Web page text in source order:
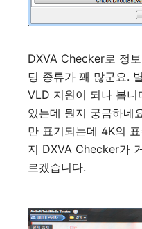
DXVA Checker로 정
딩 종류가 꽤 많군요.
VLD 지원이 되나 봅니
있는데 뭔지 궁금하네
만 표기되는데 4K의
지 DXVA Checker가
르겠습니다.